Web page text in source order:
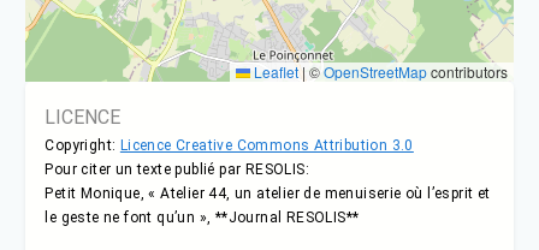
Leaflet | ©OpenStreetMapcontributors
LICENCE
Copyright: Licence Creative Commons Attribution 3.0
Pour citer un texte publié par RESOLIS:
Petit Monique, « Atelier 44, un atelier de menuiserie où l’esprit et
le geste ne font qu’un », **Journal RESOLIS**